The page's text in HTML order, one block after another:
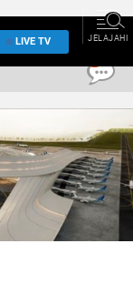
LIVE TV JELAJAHI